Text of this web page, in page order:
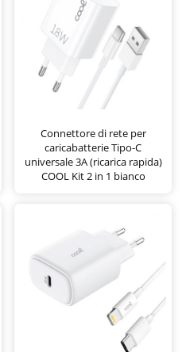
Connettore di rete per
caricabatterie Tipo-C
universale 3A (ricarica rapida)
COOL Kit 2 in 1 bianco